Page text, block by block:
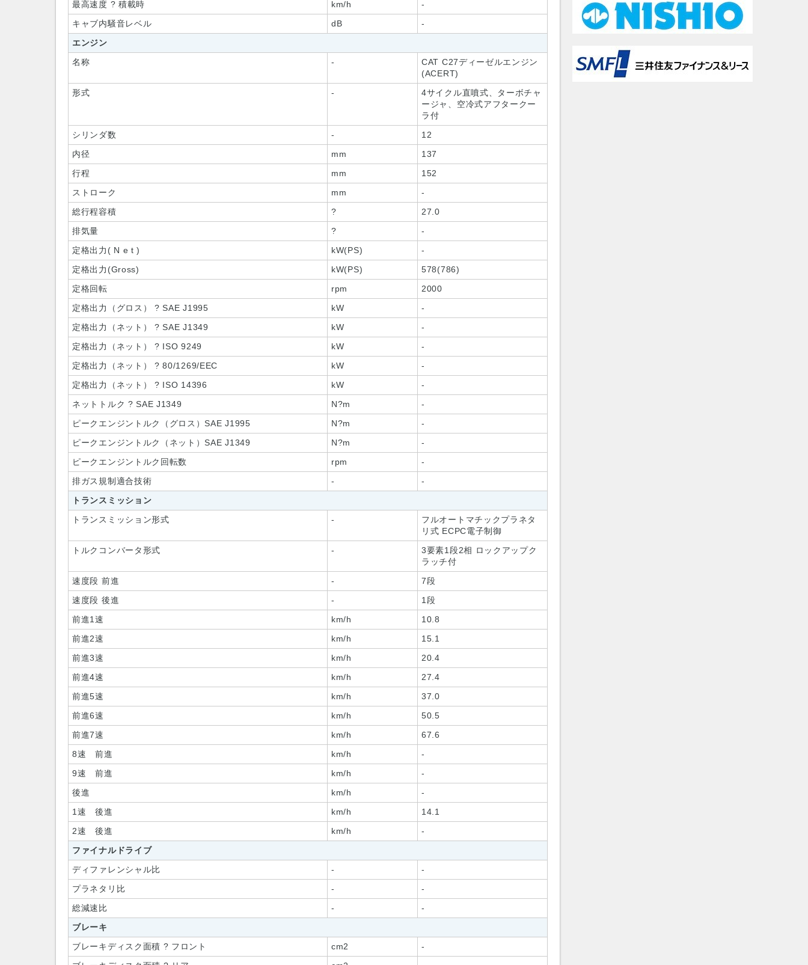
最高速度 ? 積載時
km/h
-
キャブ内騒音レベル
dB
-
エンジン
名称
-
CAT C27ディーゼルエンジン
(ACERT)
形式
-
4サイクル直噴式、ターボチャ
ージャ、空冷式アフタークー
ラ付
シリンダ数
-
12
内径
mm
137
行程
mm
152
ストローク
mm
-
総行程容積
?
27.0
排気量
?
-
定格出力( N e t )
kW(PS)
-
定格出力(Gross)
kW(PS)
578(786)
定格回転
rpm
2000
定格出力（グロス） ? SAE J1995
kW
-
定格出力（ネット） ? SAE J1349
kW
-
定格出力（ネット） ? ISO 9249
kW
-
定格出力（ネット） ? 80/1269/EEC
kW
-
定格出力（ネット） ? ISO 14396
kW
-
ネットトルク ? SAE J1349
N?m
-
ピークエンジントルク（グロス）SAE J1995
N?m
-
ピークエンジントルク（ネット）SAE J1349
N?m
-
ピークエンジントルク回転数
rpm
-
排ガス規制適合技術
-
-
トランスミッション
トランスミッション形式
-
フルオートマチックプラネタ
リ式 ECPC電子制御
トルクコンバータ形式
-
3要素1段2相 ロックアップク
ラッチ付
速度段 前進
-
7段
速度段 後進
-
1段
前進1速
km/h
10.8
前進2速
km/h
15.1
前進3速
km/h
20.4
前進4速
km/h
27.4
前進5速
km/h
37.0
前進6速
km/h
50.5
前進7速
km/h
67.6
8速 前進
km/h
-
9速 前進
km/h
-
後進
km/h
-
1速 後進
km/h
14.1
2速 後進
km/h
-
ファイナルドライブ
ディファレンシャル比
-
-
プラネタリ比
-
-
総減速比
-
-
ブレーキ
ブレーキディスク面積 ? フロント
cm2
-